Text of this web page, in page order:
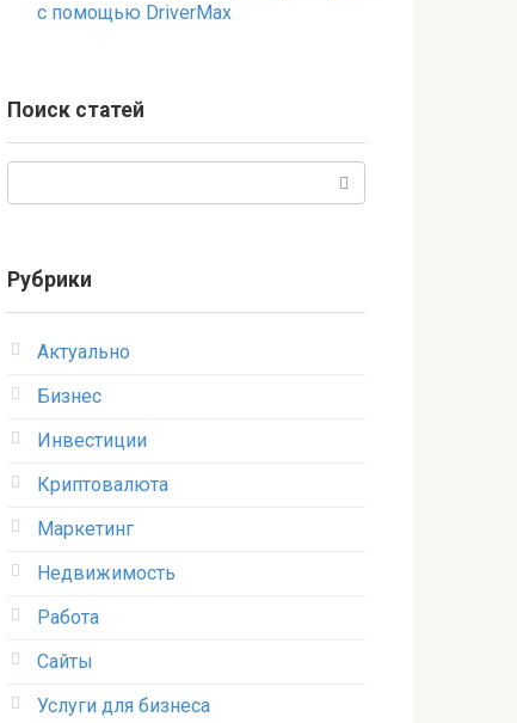
с помощью DriverMax
Поиск статей
Рубрики
Актуально
Бизнес
Инвестиции
Криптовалюта
Маркетинг
Недвижимость
Работа
Сайты
Услуги для бизнеса